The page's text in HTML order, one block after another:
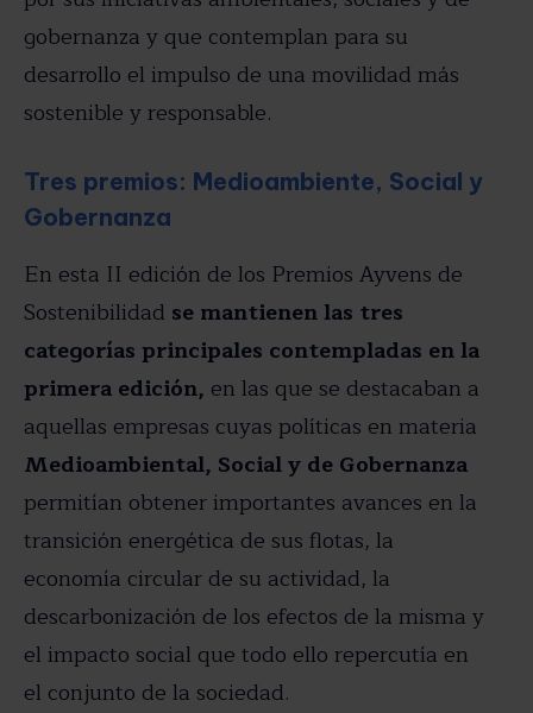
gobernanza y que contemplan para su
desarrollo el impulso de una movilidad más
sostenible y responsable.
Tres premios: Medioambiente, Social y
Gobernanza
En esta II edición de los Premios Ayvens de
Sostenibilidad se mantienen las tres
categorías principales contempladas en la
primera edición, en las que se destacaban a
aquellas empresas cuyas políticas en materia
Medioambiental, Social y de Gobernanza
permitían obtener importantes avances en la
transición energética de sus flotas, la
economía circular de su actividad, la
descarbonización de los efectos de la misma y
el impacto social que todo ello repercutía en
el conjunto de la sociedad.